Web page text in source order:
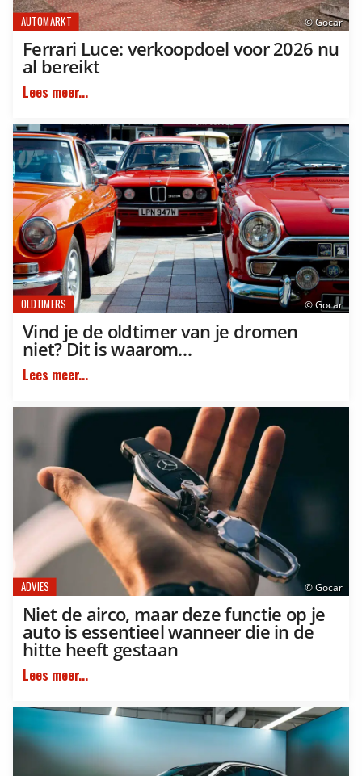
© Gocar
AUTOMARKT
Ferrari Luce: verkoopdoel voor 2026 nu
al bereikt
Lees meer...
© Gocar
OLDTIMERS
Vind je de oldtimer van je dromen
niet? Dit is waarom…
Lees meer...
© Gocar
ADVIES
Niet de airco, maar deze functie op je
auto is essentieel wanneer die in de
hitte heeft gestaan
Lees meer...